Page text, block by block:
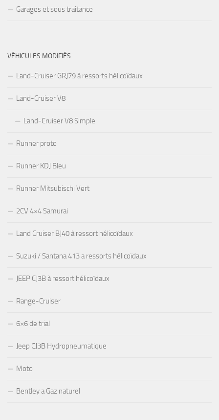
Garages et sous traitance
VÉHICULES MODIFIÉS
Land-Cruiser GRJ79 à ressorts hélicoïdaux
Land-Cruiser V8
Land-Cruiser V8 Simple
Runner proto
Runner KDJ Bleu
Runner Mitsubischi Vert
2CV 4×4 Samurai
Land Cruiser BJ40 à ressort hélicoïdaux
Suzuki / Santana 413 a ressorts hélicoïdaux
JEEP CJ3B à ressort hélicoïdaux
Range-Cruiser
6×6 de trial
Jeep CJ3B Hydropneumatique
Moto
Bentley a Gaz naturel